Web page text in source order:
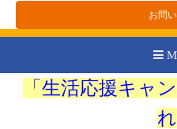
お問
「生活応援キャ